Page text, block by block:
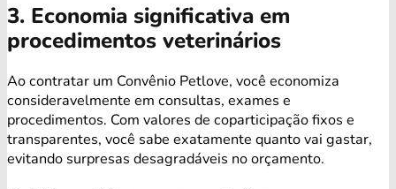
3. Economia significativa em
procedimentos veterinários
Ao contratar um Convênio Petlove, você economiza
consideravelmente em consultas, exames e
procedimentos. Com valores de coparticipação fixos e
transparentes, você sabe exatamente quanto vai gastar,
evitando surpresas desagradáveis no orçamento.